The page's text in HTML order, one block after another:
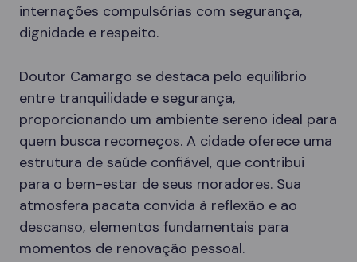
internações compulsórias com segurança,
dignidade e respeito.
Doutor Camargo se destaca pelo equilíbrio
entre tranquilidade e segurança,
proporcionando um ambiente sereno ideal para
quem busca recomeços. A cidade oferece uma
estrutura de saúde confiável, que contribui
para o bem-estar de seus moradores. Sua
atmosfera pacata convida à reflexão e ao
descanso, elementos fundamentais para
momentos de renovação pessoal.